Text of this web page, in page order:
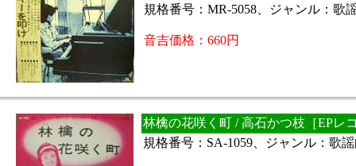
規格番号：MR-5058、ジャンル：歌
音吉価格：660円
林檎の花咲く町 / 高石かつ枝［EPレ
規格番号：SA-1059、ジャンル：歌